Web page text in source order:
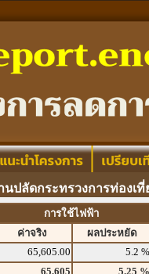
ปลัดกระทรวงการท่องเ
การใช้ไฟฟ้า
ค่าจริง ผลประหยัด
65,605.00 5.2 %
65,605 5.25 %